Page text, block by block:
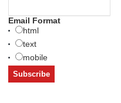
Email Format
html
text
mobile